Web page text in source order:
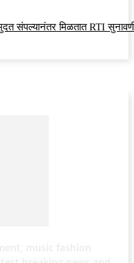
संपल्यानंतर मिळतात RTI